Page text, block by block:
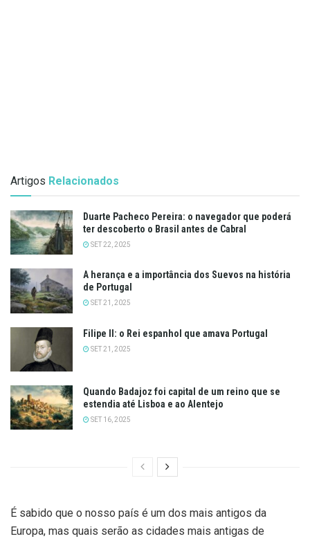
Artigos Relacionados
Duarte Pacheco Pereira: o navegador que poderá
ter descoberto o Brasil antes de Cabral
SET 22, 2025
A herança e a importância dos Suevos na história
de Portugal
SET 21, 2025
Filipe II: o Rei espanhol que amava Portugal
SET 21, 2025
Quando Badajoz foi capital de um reino que se
estendia até Lisboa e ao Alentejo
SET 16, 2025
É sabido que o nosso país é um dos mais antigos da
Europa, mas quais serão as cidades mais antigas de